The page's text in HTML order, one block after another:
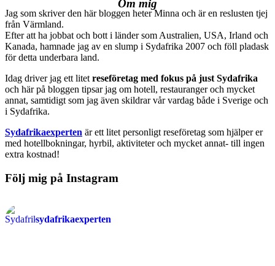
Om mig
Jag som skriver den här bloggen heter Minna och är en reslusten tjej
från Värmland.
Efter att ha jobbat och bott i länder som Australien, USA, Irland och
Kanada, hamnade jag av en slump i Sydafrika 2007 och föll pladask
för detta underbara land.
Idag driver jag ett litet reseföretag med fokus på just Sydafrika
och här på bloggen tipsar jag om hotell, restauranger och mycket
annat, samtidigt som jag även skildrar vår vardag både i Sverige och
i Sydafrika.
Sydafrikaexperten är ett litet personligt reseföretag som hjälper er
med hotellbokningar, hyrbil, aktiviteter och mycket annat- till ingen
extra kostnad!
Följ mig på Instagram
sydafrikaexperten